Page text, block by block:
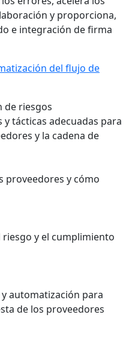
y proporciona,
e integración de firma
del flujo de
de riesgos
tácticas adecuadas para
y la cadena de
proveedores y cómo
y el cumplimiento
automatización para
de los proveedores